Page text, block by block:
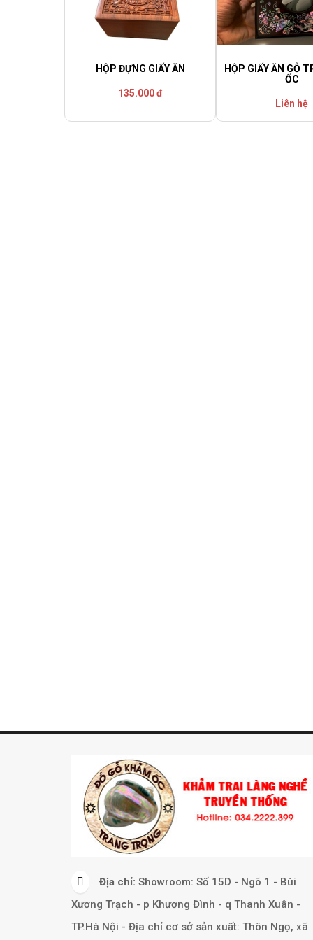
HỘP ĐỰNG GIẤY ĂN
135.000 đ
HỘP GIẤY ĂN GỖ
ỐC
Liên hệ
Địa chỉ: Showroom: Số 15D - Ngõ 1 - Bùi
Xương Trạch - p Khương Đình - q Thanh Xuân -
TP.Hà Nội - Địa chỉ cơ sở sản xuất: Thôn Ngọ, xã